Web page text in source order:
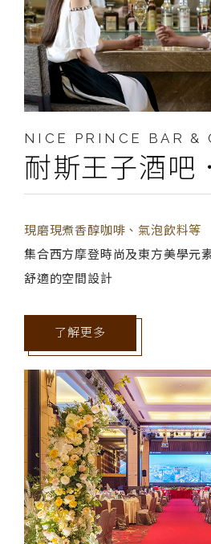
NICE PRINCE BAR &
耐斯王子酒吧
現磨現煮香醇咖啡、氣泡飲料等
集合西方摩登時尚及東方美學元
舒適的空間設計
了解更多